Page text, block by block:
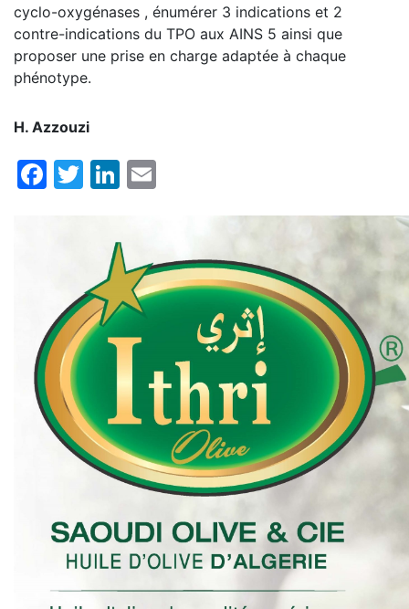
cyclo-oxygénases , énumérer 3 indications et 2
contre-indications du TPO aux AINS 5 ainsi que
proposer une prise en charge adaptée à chaque
phénotype.
H. Azzouzi
Facebook
TwitterLinkedIn